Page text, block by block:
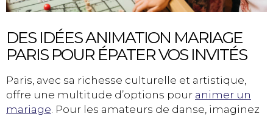
DES IDÉES ANIMATION MARIAGE
PARIS POUR ÉPATER VOS INVITÉS
Paris, avec sa richesse culturelle et artistique,
offre une multitude d’options pour animer un
mariage. Pour les amateurs de danse, imaginez